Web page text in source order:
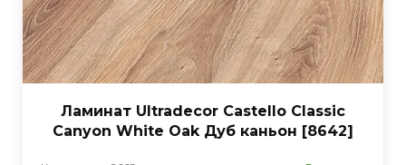
Ламинат Ultradecor Castello Classic
Canyon White Oak Дуб каньон [8642]